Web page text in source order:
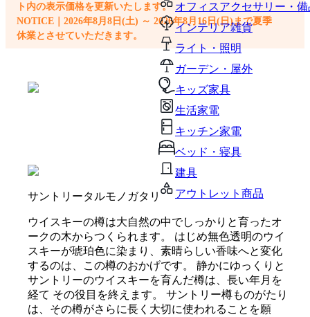
オフィスアクセサリー・備
インテリア雑貨
ライト・照明
ガーデン・屋外
キッズ家具
生活家電
キッチン家電
ベッド・寝具
建具
アウトレット商品
ト内の表示価格を更新いたします。
NOTICE｜2026年8月8日(土) ～ 2026年8月16日(日)まで夏季
休業とさせていただきます。
サントリータルモノガタリ
ウイスキーの樽は大自然の中でしっかりと育ったオ
ークの木からつくられます。 はじめ無色透明のウイ
スキーが琥珀色に染まり、素晴らしい香味へと変化
するのは、この樽のおかげです。 静かにゆっくりと
サントリーのウイスキーを育んだ樽は、長い年月を
経て その役目を終えます。 サントリー樽ものがたり
は、その樽がさらに長く大切に使われることを願